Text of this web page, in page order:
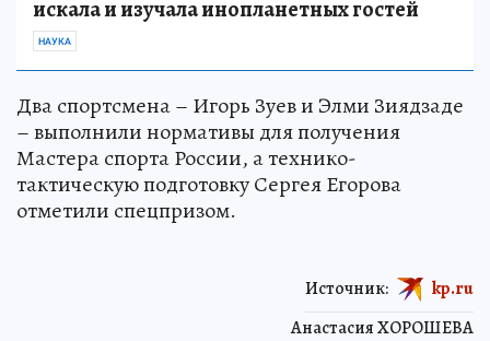
искала и изучала инопланетных гостей
НАУКА
Два спортсмена – Игорь Зуев и Элми Зиядзаде
– выполнили нормативы для получения
Мастера спорта России, а технико-
тактическую подготовку Сергея Егорова
отметили спецпризом.
Анастасия ХОРОШЕВА
Источник: kp.ru